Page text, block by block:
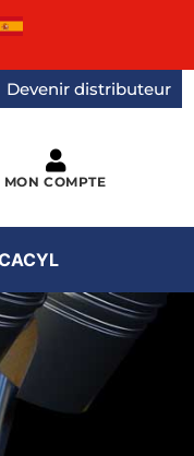
Devenir distributeur
MON COMPTE